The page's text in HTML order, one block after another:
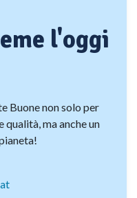
l'oggi
Buone non solo per
ma anche un